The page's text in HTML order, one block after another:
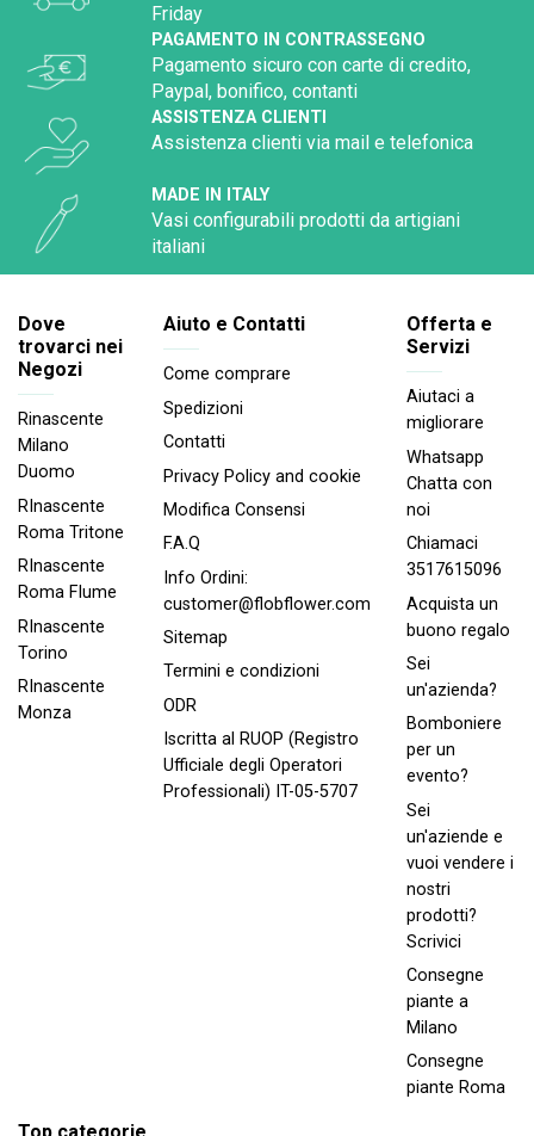
Friday
PAGAMENTO IN CONTRASSEGNO
Pagamento sicuro con carte di credito,
Paypal, bonifico, contanti
ASSISTENZA CLIENTI
Assistenza clienti via mail e telefonica
MADE IN ITALY
Vasi configurabili prodotti da artigiani
italiani
Dove
trovarci nei
Negozi
Rinascente
Milano
Duomo
RInascente
Roma Tritone
RInascente
Roma FIume
RInascente
Torino
RInascente
Monza
Aiuto e Contatti
Come comprare
Spedizioni
Contatti
Privacy Policy and cookie
Modifica Consensi
F.A.Q
Info Ordini:
customer@flobflower.com
Sitemap
Termini e condizioni
ODR
Iscritta al RUOP (Registro
Ufficiale degli Operatori
Professionali) IT-05-5707
Offerta e
Servizi
Aiutaci a
migliorare
Whatsapp
Chatta con
noi
Chiamaci
3517615096
Acquista un
buono regalo
Sei
un'azienda?
Bomboniere
per un
evento?
Sei
un'aziende e
vuoi vendere i
nostri
prodotti?
Scrivici
Consegne
piante a
Milano
Consegne
piante Roma